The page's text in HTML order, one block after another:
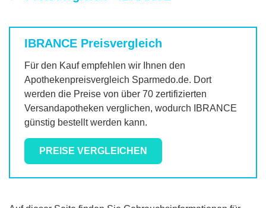
IBRANCE Preisvergleich
Für den Kauf empfehlen wir Ihnen den
Apothekenpreisvergleich Sparmedo.de. Dort
werden die Preise von über 70 zertifizierten
Versandapotheken verglichen, wodurch
IBRANCE
günstig bestellt werden kann.
PREISE VERGLEICHEN